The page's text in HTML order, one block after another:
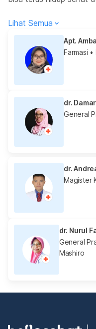
Lihat Semua
Apt.
Farmasi •
dr.
General
dr.
Magister
dr. Nurul
General
Mashiro